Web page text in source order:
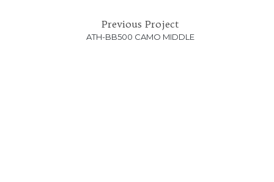
Previous Project
ATH-BB500 CAMO MIDDLE